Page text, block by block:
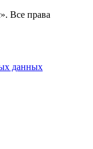
Все права
данных